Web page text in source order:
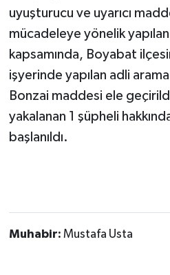
uyuşturucu ve uyarıcı
mücadeleye yönelik yapılan
kapsamında, Boyabat
işyerinde yapılan adli
Bonzai maddesi ele
yakalanan 1 şüpheli
başlanıldı.
Muhabir: Mustafa Usta